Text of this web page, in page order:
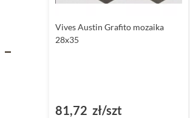
Vives Austin Grafito mozaika
28x35
81,72 zł/szt